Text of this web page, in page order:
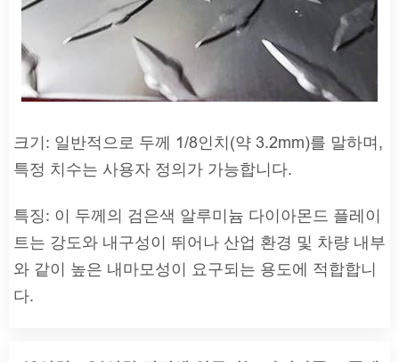
크기: 일반적으로 두께 1/8인치(약 3.2mm)를 말하며,
특정 치수는 사용자 정의가 가능합니다.
특징: 이 두께의 검은색 알루미늄 다이아몬드 플레이
트는 강도와 내구성이 뛰어나 산업 환경 및 차량 내부
와 같이 높은 내마모성이 요구되는 용도에 적합합니
다.